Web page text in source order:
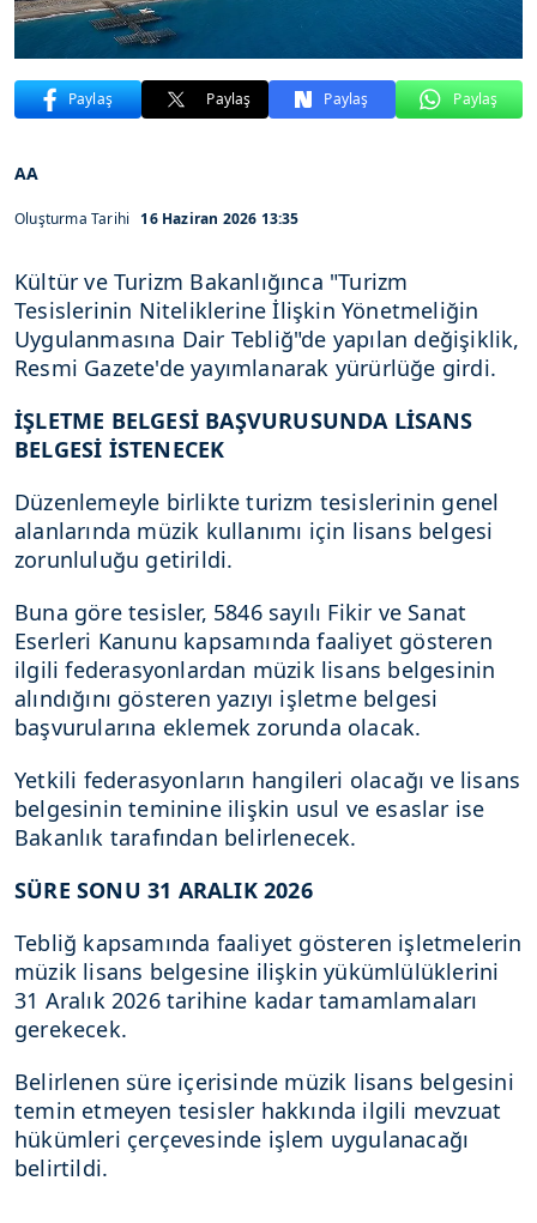
Paylaş Paylaş Paylaş Paylaş
AA
Oluşturma Tarihi 16 Haziran 2026 13:35
Kültür ve Turizm Bakanlığınca "Turizm
Tesislerinin Niteliklerine İlişkin Yönetmeliğin
Uygulanmasına Dair Tebliğ"de yapılan değişiklik,
Resmi Gazete'de yayımlanarak yürürlüğe girdi.
İŞLETME BELGESİ BAŞVURUSUNDA LİSANS
BELGESİ İSTENECEK
Düzenlemeyle birlikte turizm tesislerinin genel
alanlarında müzik kullanımı için lisans belgesi
zorunluluğu getirildi.
Buna göre tesisler, 5846 sayılı Fikir ve Sanat
Eserleri Kanunu kapsamında faaliyet gösteren
ilgili federasyonlardan müzik lisans belgesinin
alındığını gösteren yazıyı işletme belgesi
başvurularına eklemek zorunda olacak.
Yetkili federasyonların hangileri olacağı ve lisans
belgesinin teminine ilişkin usul ve esaslar ise
Bakanlık tarafından belirlenecek.
SÜRE SONU 31 ARALIK 2026
Tebliğ kapsamında faaliyet gösteren işletmelerin
müzik lisans belgesine ilişkin yükümlülüklerini
31 Aralık 2026 tarihine kadar tamamlamaları
gerekecek.
Belirlenen süre içerisinde müzik lisans belgesini
temin etmeyen tesisler hakkında ilgili mevzuat
hükümleri çerçevesinde işlem uygulanacağı
belirtildi.